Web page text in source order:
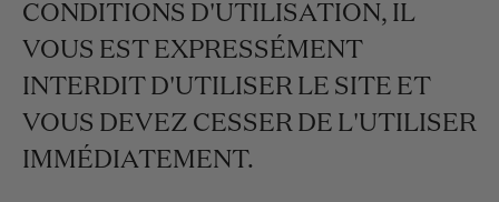
CONDITIONS D'UTILISATION, IL
VOUS EST EXPRESSÉMENT
INTERDIT D'UTILISER LE SITE ET
VOUS DEVEZ CESSER DE L'UTILISER
IMMÉDIATEMENT.